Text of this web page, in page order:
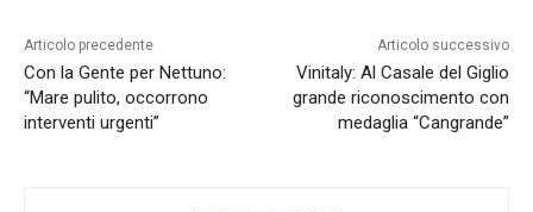
Articolo precedente
Con la Gente per Nettuno:
“Mare pulito, occorrono
interventi urgenti”
Articolo successivo
Vinitaly: Al Casale del Giglio
grande riconoscimento con
medaglia “Cangrande”